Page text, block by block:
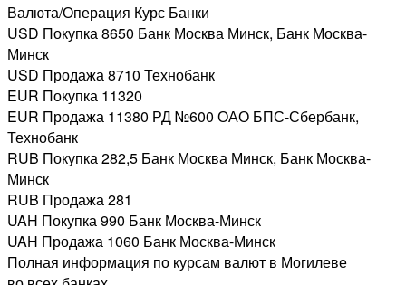
Валюта/Операция Курс Банки
USD Покупка 8650 Банк Москва Минск, Банк Москва-
Минск
USD Продажа 8710 Технобанк
EUR Покупка 11320
EUR Продажа 11380 РД №600 ОАО БПС-Сбербанк,
Технобанк
RUB Покупка 282,5 Банк Москва Минск, Банк Москва-
Минск
RUB Продажа 281
UAH Покупка 990 Банк Москва-Минск
UAH Продажа 1060 Банк Москва-Минск
Полная информация по курсам валют в Могилеве